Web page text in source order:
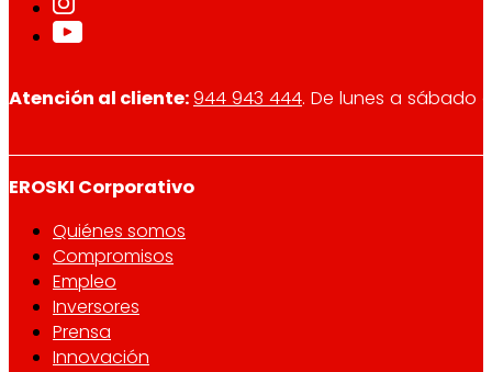
Atención al cliente:944 943 444. De lunes a sábado
EROSKI Corporativo
Quiénes somos
Compromisos
Empleo
Inversores
Prensa
Innovación